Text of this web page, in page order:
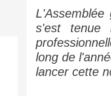
s'est tenue
long de
lancer cette